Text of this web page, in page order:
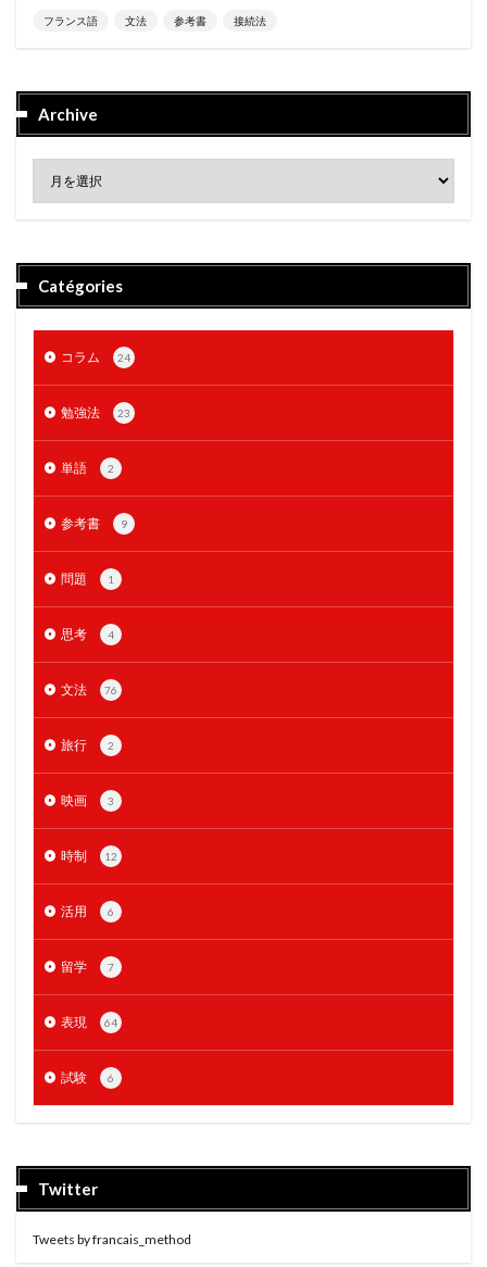
フランス語 文法 参考書 接続法
Archive
Catégories
コラム 24
勉強法 23
単語 2
参考書 9
問題 1
思考 4
文法 76
旅行 2
映画 3
時制 12
活用 6
留学 7
表現 64
試験 6
Twitter
Tweets by francais_method